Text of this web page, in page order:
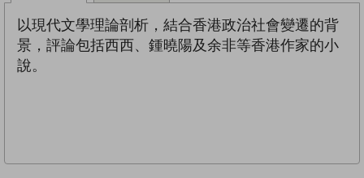
以現代文學理論剖析，結合香港政治社會變遷的背
景，評論包括西西、鍾曉陽及余非等香港作家的小
說。